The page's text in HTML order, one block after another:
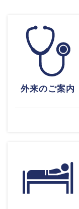
外来のご案内